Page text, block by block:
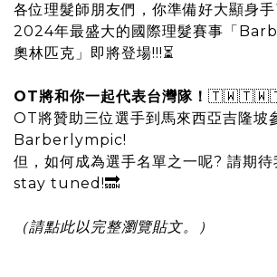
各位理髮師朋友們，你準備好大顯身手
2024年最盛大的國際理髮賽事「
奧林匹克」即將登場!!!⏳
OT將和你一起代表台灣隊！
OT將贊助三位選手到馬來西亞吉隆坡
Barberlympic!
但，如何成為選手名單之一呢? 請期
stay tuned!🔜
（請點此以完整瀏覽貼文。 ）